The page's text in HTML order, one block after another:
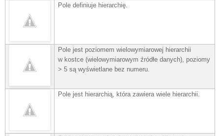
Pole definiuje hierarchię.
Pole jest poziomem wielowymiarowej hierarchii
w kostce (wielowymiarowym źródłe danych) , poziomy
> 5 są wyświetlane bez numeru.
Pole jest hierarchią, która zawiera wiele hierarchii.